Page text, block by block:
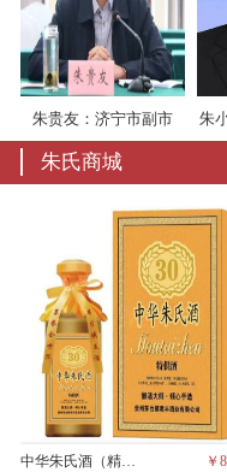
朱贵友：济宁市副市
长，山东莒县人
朱
朱氏商城
中华朱氏酒（精品、一箱6瓶，茅台酱香） ￥